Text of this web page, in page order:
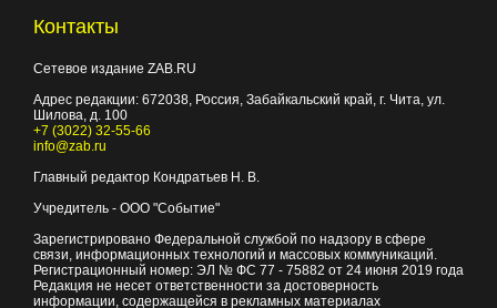
Контакты
Сетевое издание ZAB.RU
Адрес редакции: 672038, Россия, Забайкальский край, г. Чита, ул.
Шилова, д. 100
+7 (3022) 32-55-66
info@zab.ru
Главный редактор Кондратьев Н. В.
Учредитель - ООО "Событие"
Зарегистрировано Федеральной службой по надзору в сфере
связи, информационных технологий и массовых коммуникаций.
Регистрационный номер: ЭЛ № ФС 77 - 75882 от 24 июня 2019 года
Редакция не несет ответственности за достоверность
информации, содержащейся в рекламных материалах